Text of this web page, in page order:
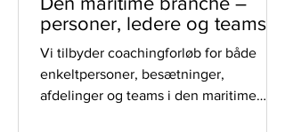
personer, ledere og teams
Vi tilbyder coachingforløb for både
enkeltpersoner, besætninger,
afdelinger og teams i den maritime